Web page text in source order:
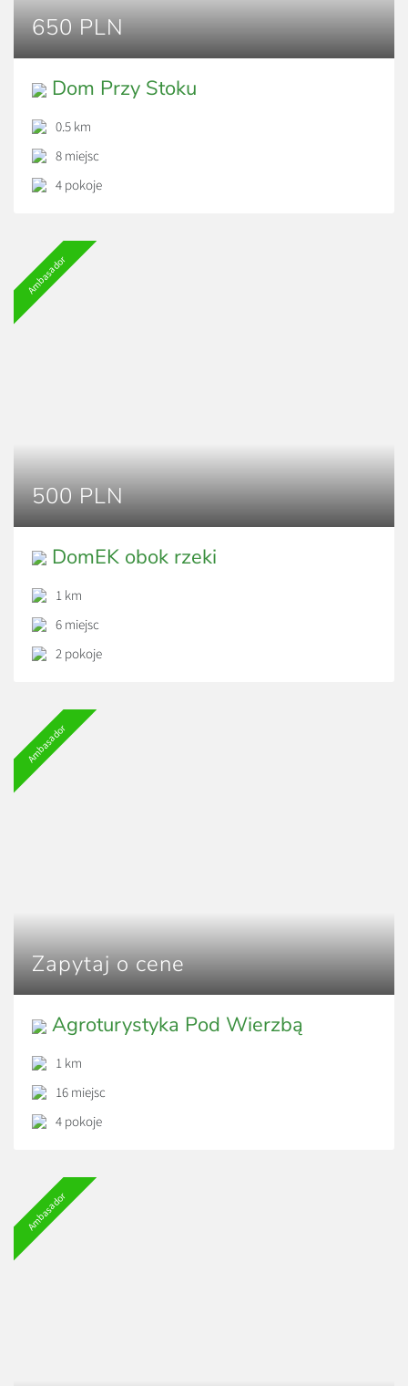
650 PLN
Dom Przy Stoku
0.5 km
8 miejsc
4 pokoje
Ambasador
500 PLN
DomEK obok rzeki
1 km
6 miejsc
2 pokoje
Ambasador
Zapytaj o cene
Agroturystyka Pod Wierzbą
1 km
16 miejsc
4 pokoje
Ambasador